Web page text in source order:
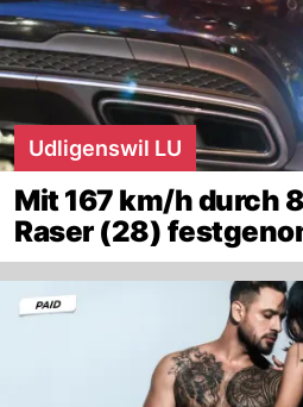
Udligenswil LU
Mit 167 km/h durch
Raser (28)